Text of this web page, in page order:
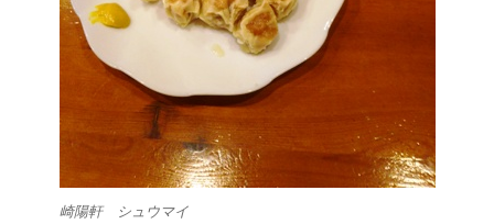
崎陽軒 シュウマイ